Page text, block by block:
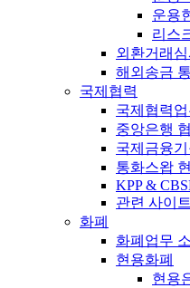
운용
리스
외환거래
해외송금
국제협력
국제협력업
중앙은행
국제금융
통화스왑
KPP &
관련 사이트
화폐
화폐업무
현용화폐
현용